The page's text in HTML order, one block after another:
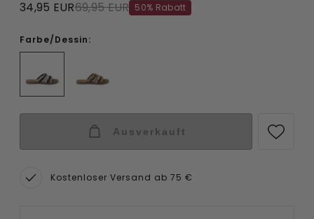
34,95 EUR69,95 EUR 50% Rabatt
Farbe/Dessin:
Ausverkauft
Kostenloser Versand ab 75 €